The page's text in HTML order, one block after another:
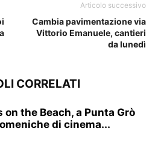
Articolo successivo
Cambia pavimentazione via
Vittorio Emanuele, cantieri
da lunedì
CORRELATI
on the Beach, a Punta Grò
di cinema...